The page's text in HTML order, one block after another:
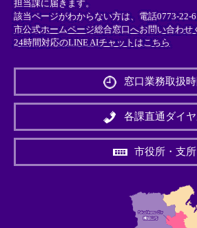
担当課に届きます。
該当ページがわからない方は、電話0773-22-
市公式ホームページ総合窓口へお問い合わせ
24時間対応のLINE AIチャットはこちら
外
リ
ン
＞
窓口業務取扱時
各課直通ダイ
市役所・支所